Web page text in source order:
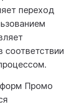
переход
соответствии
форм Промо